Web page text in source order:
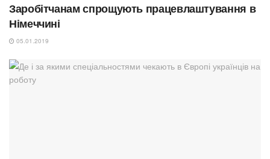
Заробітчанам спрощують працевлаштування в
Німеччині
05.01.2019